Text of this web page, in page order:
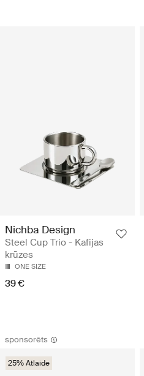
Nichba Design
Steel Cup Trio - Kafijas
krūzes
ONE SIZE
39 €
sponsorēts
25% Atlaide